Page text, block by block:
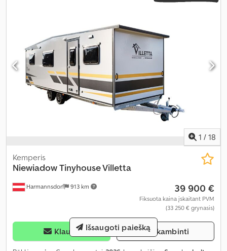
1 / 18
Harmannsdorf 913 km
Kemperis
NiewiadowTinyhouse Villetta
39 900 €
Fiksuota kaina įskaitant PVM
(33 250 € grynasis)
Klausti Skambinti
Išsaugoti paiešką